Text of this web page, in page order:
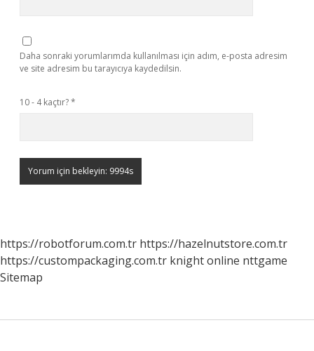
Daha sonraki yorumlarımda kullanılması için adım, e-posta adresim
ve site adresim bu tarayıcıya kaydedilsin.
10 - 4 kaçtır?*
https://robotforum.com.tr https://hazelnutstore.com.tr
https://custompackaging.com.tr knight online nttgame
Sitemap